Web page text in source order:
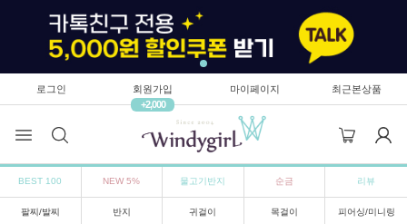
로그인
회원가입
+2,000
마이페이지 최근본상품
BEST 100 NEW 5% 물고기반지 순금 리뷰
팔찌/발찌 반지 귀걸이 목걸이 피어싱/미니링